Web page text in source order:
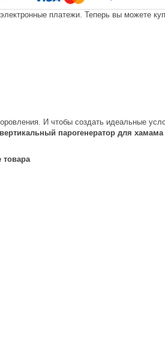
платежи. Теперь вы можете
И чтобы создать идеальные
вертикальный парогенератор для
товара